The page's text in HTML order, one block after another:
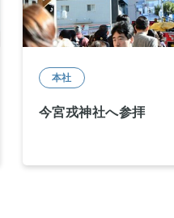
本社
今宮戎神社へ参拝